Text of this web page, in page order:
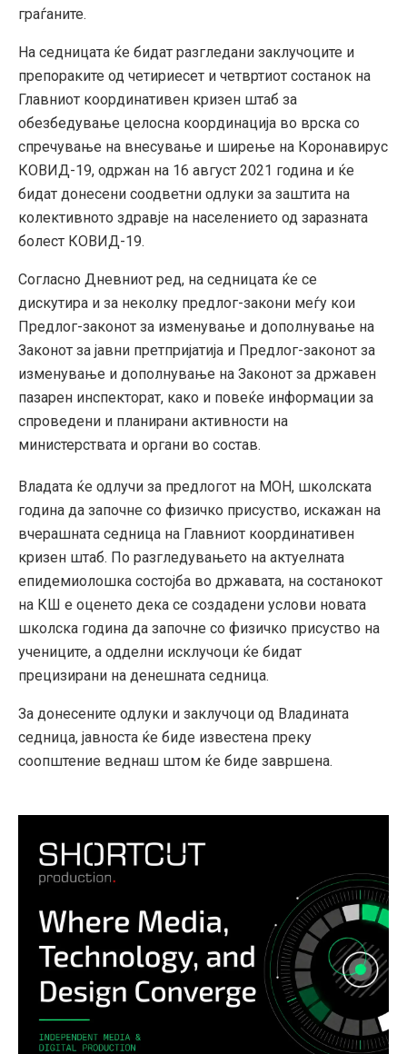
граѓаните.
На седницата ќе бидат разгледани заклучоците и
препораките од четириесет и четвртиот состанок на
Главниот координативен кризен штаб за
обезбедување целосна координација во врска со
спречување на внесување и ширење на Коронавирус
КОВИД-19, одржан на 16 август 2021 година и ќе
бидат донесени соодветни одлуки за заштита на
колективното здравје на населението од заразната
болест КОВИД-19.
Согласно Дневниот ред, на седницата ќе се
дискутира и за неколку предлог-закони меѓу кои
Предлог-законот за изменување и дополнување на
Законот за јавни претпријатија и Предлог-законот за
изменување и дополнување на Законот за државен
пазарен инспекторат, како и повеќе информации за
спроведени и планирани активности на
министерствата и органи во состав.
Владата ќе одлучи за предлогот на МОН, школската
година да започне со физичко присуство, искажан на
вчерашната седница на Главниот координативен
кризен штаб. По разгледувањето на актуелната
епидемиолошка состојба во државата, на состанокот
на КШ е оценето дека се создадени услови новата
школска година да започне со физичко присуство на
учениците, а одделни исклучоци ќе бидат
прецизирани на денешната седница.
За донесените одлуки и заклучоци од Владината
седница, јавноста ќе биде известена преку
соопштение веднаш штом ќе биде завршена.